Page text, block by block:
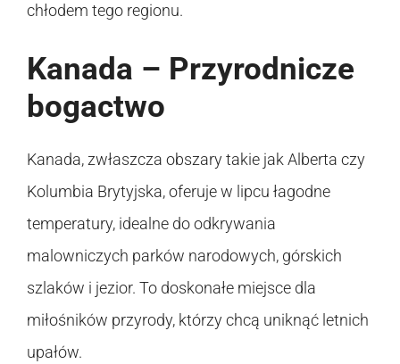
chłodem tego regionu.
Kanada – Przyrodnicze
bogactwo
Kanada, zwłaszcza obszary takie jak Alberta czy
Kolumbia Brytyjska, oferuje w lipcu łagodne
temperatury, idealne do odkrywania
malowniczych parków narodowych, górskich
szlaków i jezior. To doskonałe miejsce dla
miłośników przyrody, którzy chcą uniknąć letnich
upałów.